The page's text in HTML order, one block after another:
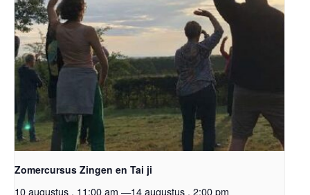
Zomercursus Zingen en Tai ji
10 augustus , 11:00 am —14 augustus , 2:00 pm